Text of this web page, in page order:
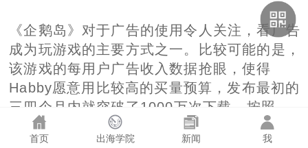
《企鹅岛》对于广告的使用令人关注，看广告
成为玩游戏的主要方式之一。比较可能的是，
该游戏的每用户广告收入数据抢眼，使得
Habby愿意用比较高的买量预算，发布最初的
三四个月内就突破了1000万次下载。按照
Habby的套路，他们似乎再次用超休闲游戏广
首页 出海学院 新闻 我